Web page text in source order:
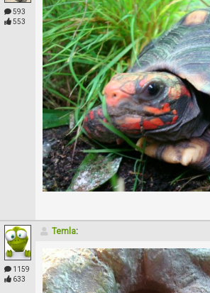
593
553
1159
633
Temla: